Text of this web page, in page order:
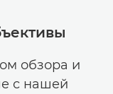
обзора и
с нашей